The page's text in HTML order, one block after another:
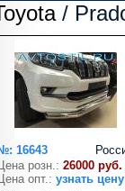
/
16643
розн.: 26000 руб.
опт.: узнать цену